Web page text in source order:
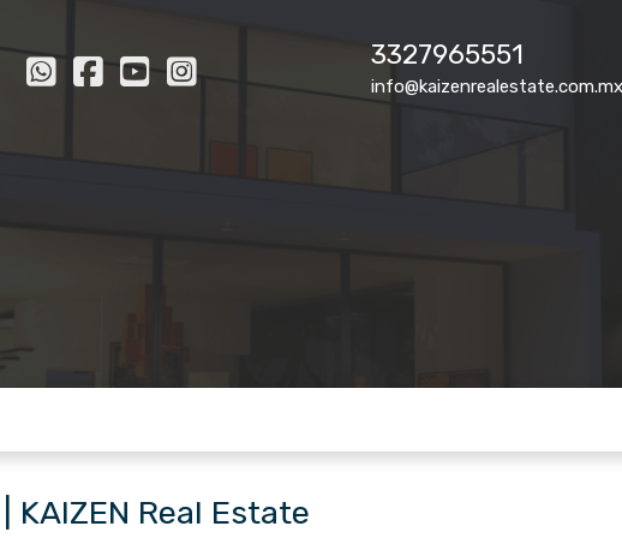
3327965551
info@kaizenrealestate.com.mx
KAIZEN Real Estate